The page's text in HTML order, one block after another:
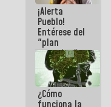
Vacacional
¡Alerta
Pueblo!
Entérese del
"plan
enjambre"
de La Sayo
para
sabotear el
diálogo y
¿Cómo